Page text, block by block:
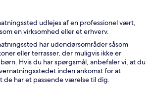
udlejes af en professionel vært,
en virksomhed eller et erhverv.
har udendørsområder såsom
eller terrasser, der muligvis ikke er
Hvis du har spørgsmål, anbefaler vi, at du
inden ankomst for at
har et passende værelse til dig.